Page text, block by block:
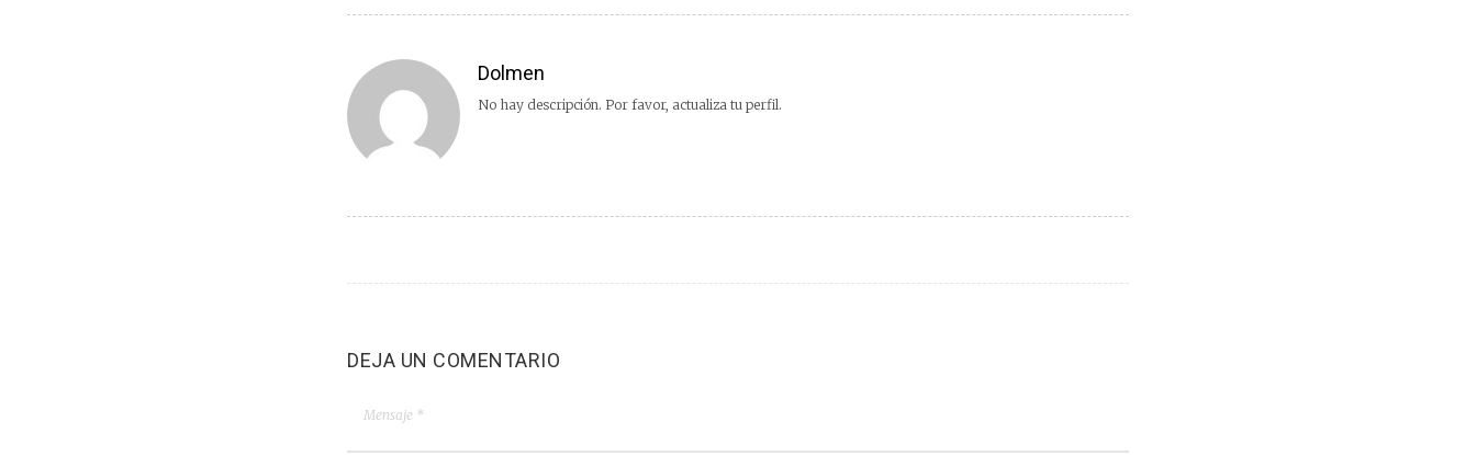
Dolmen
No hay descripción. Por favor, actualiza tu perfil.
DEJA UN COMENTARIO